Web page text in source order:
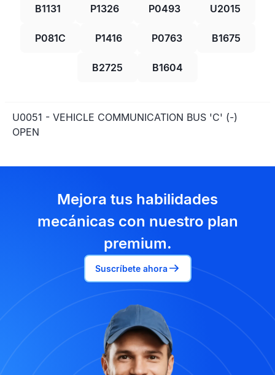
B1131 P1326 P0493 U2015
P081C P1416 P0763 B1675
B2725 B1604
U0051 - VEHICLE COMMUNICATION BUS 'C' (-)
OPEN
Mejora tus habilidades
mecánicas con nuestro plan
premium.
Suscríbete ahora